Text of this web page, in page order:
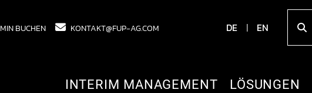
BUCHEN KONTAKT@FUP-AG.COM DE EN
INTERIM MANAGEMENT LÖSUNGEN